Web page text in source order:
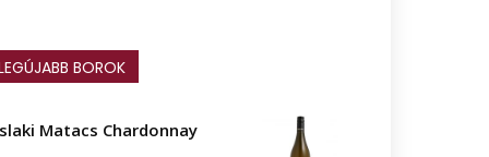
BOROK
Matacs Chardonnay